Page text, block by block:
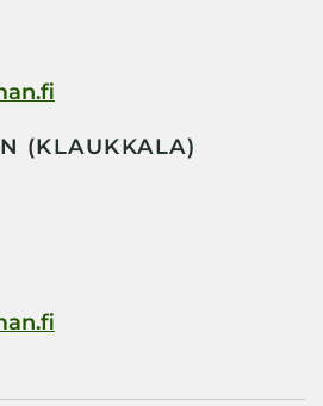
(KLAUKKALA)